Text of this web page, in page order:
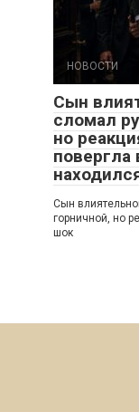
НОВОСТИ
Сын
сломал
но
повергла
Сын
горничной, но
шок